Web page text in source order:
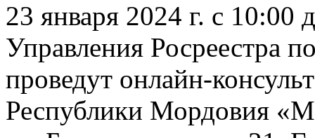
23 января 2024 г. с 10:00
Управления Росреестра
проведут онлайн-
Республики Мордовия